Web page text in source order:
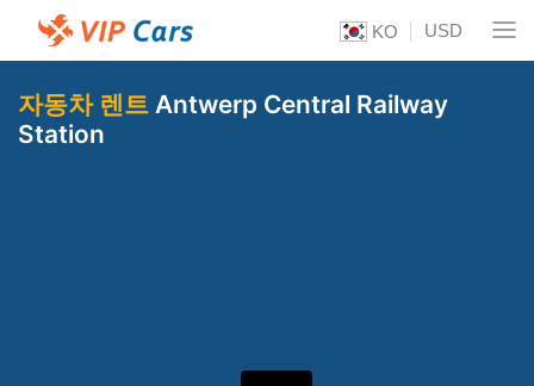
KO USD
자동차 렌트 Antwerp Central Railway
Station